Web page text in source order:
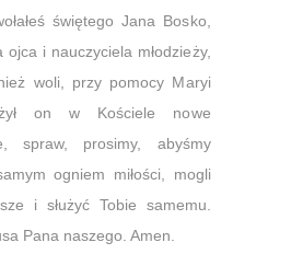
świętego Jana Bosko,
ojca i nauczyciela młodzieży,
woli, przy pomocy Maryi
on w Kościele nowe
spraw, prosimy, abyśmy
ogniem miłości, mogli
i służyć Tobie samemu.
Pana naszego. Amen.